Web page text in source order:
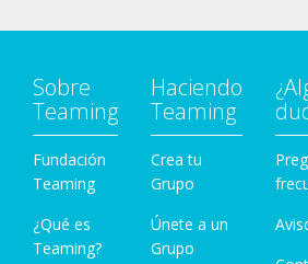
Sobre
Teaming
Fundación
Teaming
¿Qué es
Teaming?
Haciendo
Teaming
Crea tu
Grupo
Únete a un
Grupo